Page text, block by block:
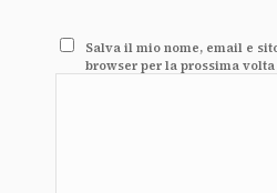
Salva il mio nome, email e
browser per la prossima